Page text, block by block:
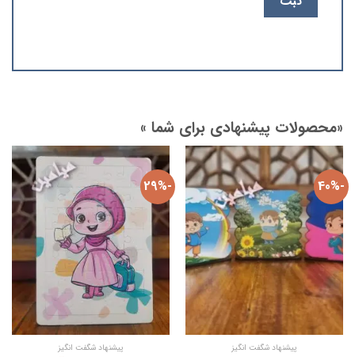
«محصولات پیشنهادی برای شما »
-40%
پیشنهاد شگفت انگیز
-29%
پیشنهاد شگفت انگیز